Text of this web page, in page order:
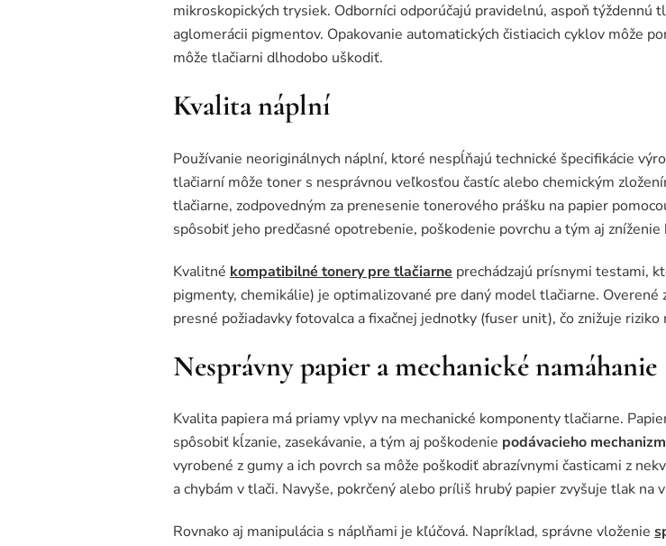
mikroskopických trysiek. Odborníci odporúčajú pravidelnú, aspoň týždennú
aglomerácii pigmentov. Opakovanie automatických čistiacich cyklov môže
môže tlačiarni dlhodobo uškodiť.
Kvalita náplní
Používanie neoriginálnych náplní, ktoré nespĺňajú technické špecifikácie
tlačiarní môže toner s nesprávnou veľkosťou častíc alebo chemickým
tlačiarne, zodpovedným za prenesenie tonerového prášku na papier
spôsobiť jeho predčasné opotrebenie, poškodenie povrchu a tým aj
Kvalitné kompatibilné tonery pre tlačiarne prechádzajú prísnymi testami,
pigmenty, chemikálie) je optimalizované pre daný model tlačiarne. Overené
presné požiadavky fotovalca a fixačnej jednotky (fuser unit), čo znižuje riziko
Nesprávny papier a mechanické namáhanie
Kvalita papiera má priamy vplyv na mechanické komponenty tlačiarne.
spôsobiť kĺzanie, zasekávanie, a tým aj poškodenie podávacieho
vyrobené z gumy a ich povrch sa môže poškodiť abrazívnymi časticami z
a chybám v tlači. Navyše, pokrčený alebo príliš hrubý papier zvyšuje tlak na
Rovnako aj manipulácia s náplňami je kľúčová. Napríklad, správne vloženie